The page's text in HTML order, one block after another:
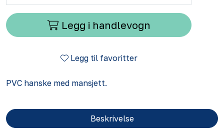
Legg i handlevogn
Legg til favoritter
PVC hanske med mansjett.
Beskrivelse